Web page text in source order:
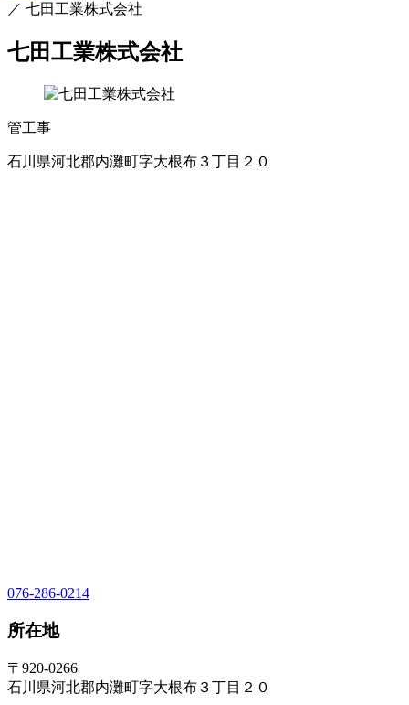
／ 七田工業株式会社
七田工業株式会社
管工事
石川県河北郡内灘町字大根布３丁目２０
076-286-0214
所在地
〒920-0266
石川県河北郡内灘町字大根布３丁目２０